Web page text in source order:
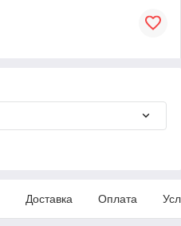
Доставка Оплата